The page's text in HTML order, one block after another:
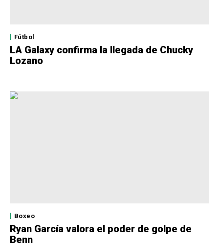
Fútbol
LA Galaxy confirma la llegada de Chucky
Lozano
Boxeo
Ryan García valora el poder de golpe de
Benn